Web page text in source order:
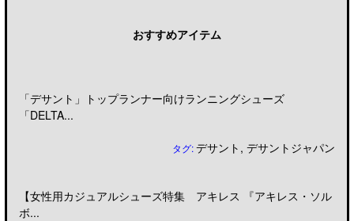
おすすめアイテム
「デサント」トップランナー向けランニングシューズ
「DELTA...
タグ:デサント ,デサントジャパン
【女性用カジュアルシューズ特集 アキレス 『アキレス・ソル
ボ...